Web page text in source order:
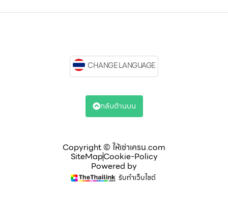
Copyright © ให้เช่าเครน.com
SiteMapCookie-Policy
Powered by
รับทำเว็บไซต์
CHANGE LANGUAGE
กลับด้านบน